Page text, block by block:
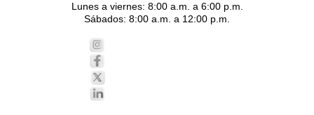
Lunes a viernes: 8:00 a.m. a 6:00 p.m.
Sábados: 8:00 a.m. a 12:00 p.m.